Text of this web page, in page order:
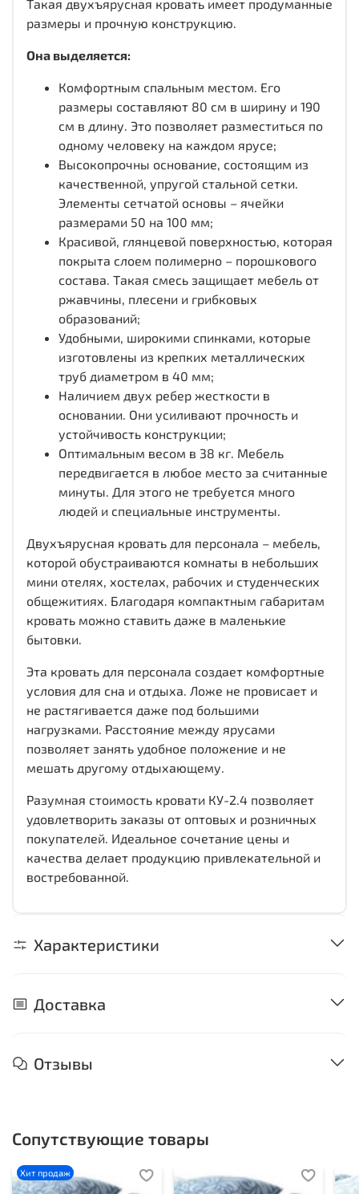
Такая двухъярусная кровать имеет продуманные
размеры и прочную конструкцию.
Она выделяется:
Комфортным спальным местом. Его
размеры составляют 80 см в ширину и 190
см в длину. Это позволяет разместиться по
одному человеку на каждом ярусе;
Высокопрочны основание, состоящим из
качественной, упругой стальной сетки.
Элементы сетчатой основы – ячейки
размерами 50 на 100 мм;
Красивой, глянцевой поверхностью, которая
покрыта слоем полимерно – порошкового
состава. Такая смесь защищает мебель от
ржавчины, плесени и грибковых
образований;
Удобными, широкими спинками, которые
изготовлены из крепких металлических
труб диаметром в 40 мм;
Наличием двух ребер жесткости в
основании. Они усиливают прочность и
устойчивость конструкции;
Оптимальным весом в 38 кг. Мебель
передвигается в любое место за считанные
минуты. Для этого не требуется много
людей и специальные инструменты.
Двухъярусная кровать для персонала – мебель,
которой обустраиваются комнаты в небольших
мини отелях, хостелах, рабочих и студенческих
общежитиях. Благодаря компактным габаритам
кровать можно ставить даже в маленькие
бытовки.
Эта кровать для персонала создает комфортные
условия для сна и отдыха. Ложе не провисает и
не растягивается даже под большими
нагрузками. Расстояние между ярусами
позволяет занять удобное положение и не
мешать другому отдыхающему.
Разумная стоимость кровати КУ-2.4 позволяет
удовлетворить заказы от оптовых и розничных
покупателей. Идеальное сочетание цены и
качества делает продукцию привлекательной и
востребованной.
Характеристики
Доставка
Отзывы
Сопутствующие товары
Хит продаж